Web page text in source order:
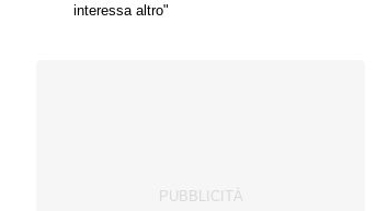
interessa altro"